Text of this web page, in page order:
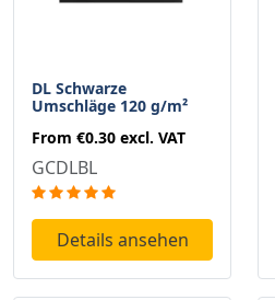
DL Schwarze
Umschläge 120 g/m²
From €0.30 excl. VAT
GCDLBL
Details ansehen